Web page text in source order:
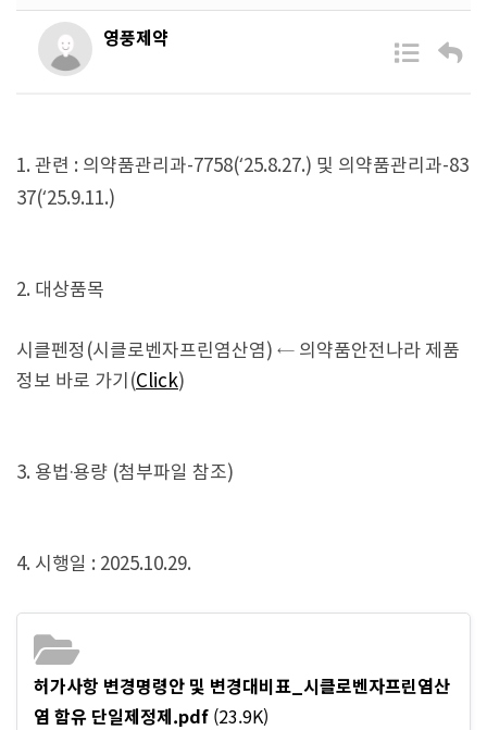
영풍제약
1. 관련 : 의약품관리과-7758(‘25.8.27.) 및 의약품관리과-83
37(‘25.9.11.)
2. 대상품목
시클펜정(시클로벤자프린염산염) ← 의약품안전나라 제품
정보 바로 가기(Click)
3. 용법·용량 (첨부파일 참조)
4. 시행일 : 2025.10.29.
허가사항 변경명령안 및 변경대비표_시클로벤자프린염산
염 함유 단일제정제.pdf (23.9K)